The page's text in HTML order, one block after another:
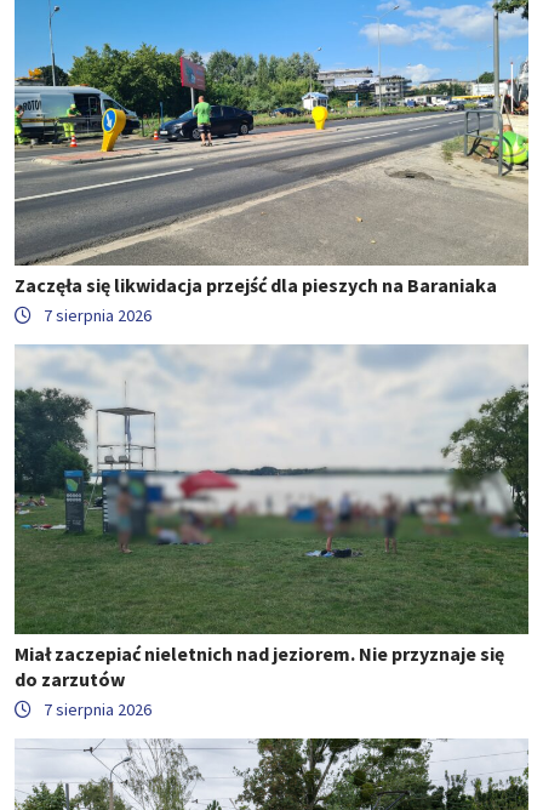
Zaczęła się likwidacja przejść dla pieszych na Baraniaka
7 sierpnia 2026
Miał zaczepiać nieletnich nad jeziorem. Nie przyznaje się
do zarzutów
7 sierpnia 2026